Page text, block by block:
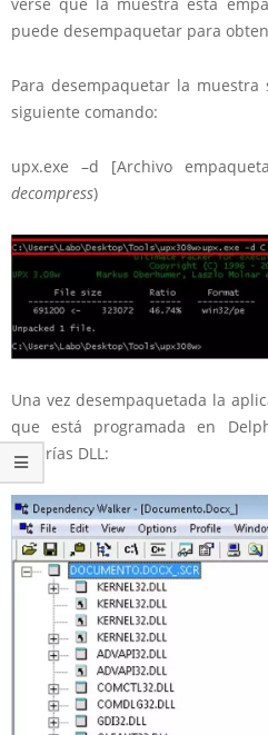
puede desempaquetar para
Para desempaquetar la
siguiente comando:
upx.exe –d [Archivo
decompress)
Una vez desempaquetada la
que está programada en
librerías DLL: